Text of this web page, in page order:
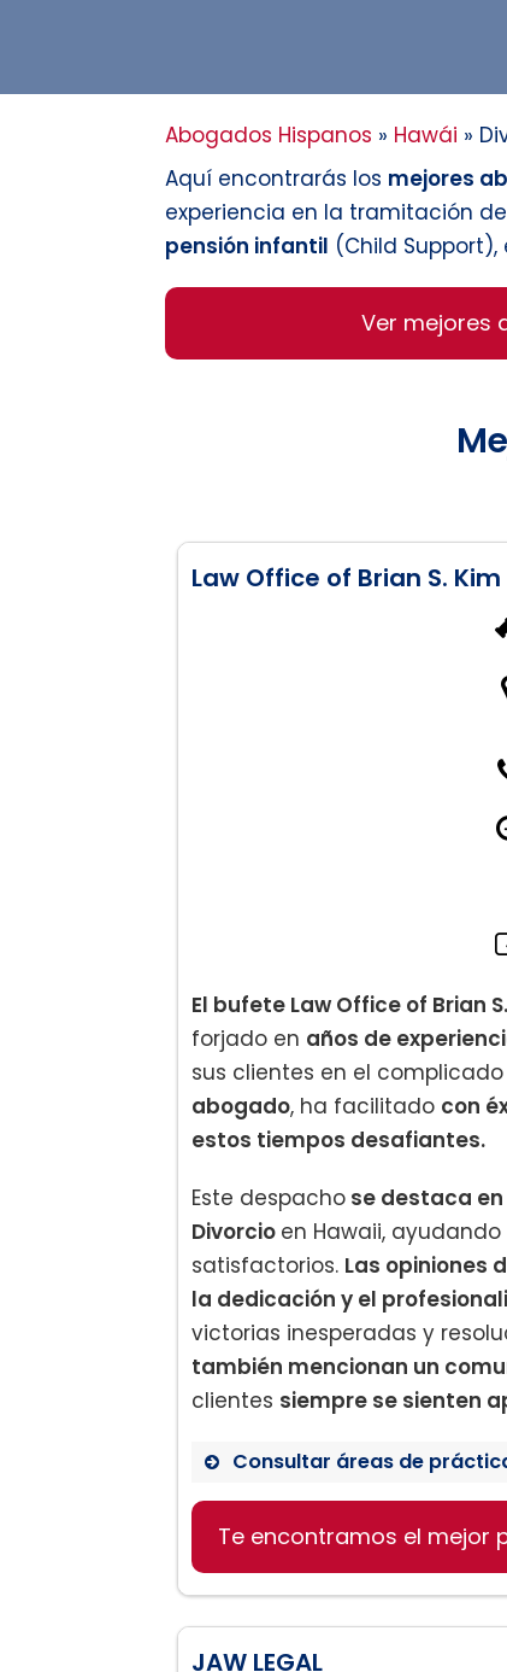
Abogados Hispanos » Hawái »
Aquí encontrarás los mejores
experiencia en la tramitación de
pensión infantil (Child Support),
Ver mejores
Law Office of Brian S. Kim
El bufete Law Office of Brian
forjado en años de
sus clientes en el
abogado, ha facilitado con
estos tiempos desafiantes.
Este despacho se destaca
Divorcio en Hawaii,
satisfactorios. Las opiniones
la dedicación y el
victorias inesperadas y
también mencionan un
clientes siempre se sienten
Consultar áreas de
Derecho de Familia
Derecho Civil
Derecho Penal
Te encontramos el mejor
JAW LEGAL